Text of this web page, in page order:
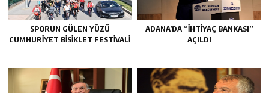
SPORUN GÜLEN YÜZÜ
CUMHURIYET BISIKLET FESTIVALI
ADANA’DA “İHTİYAÇ BANKASI”
AÇILDI